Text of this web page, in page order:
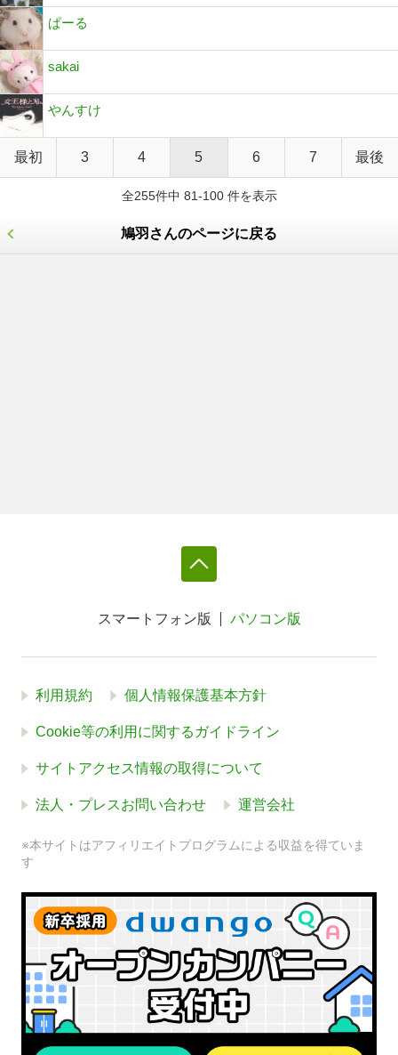
ぱーる
sakai
やんすけ
最初 3 4 5 6 7 最後
全255件中 81-100 件を表示
鳩羽さんのページに戻る
スマートフォン版 パソコン版
利用規約 個人情報保護基本方針
Cookie等の利用に関するガイドライン
サイトアクセス情報の取得について
法人・プレスお問い合わせ 運営会社
※本サイトはアフィリエイトプログラムによる収益を得ていま
す